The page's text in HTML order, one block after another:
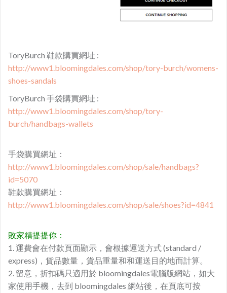
ToryBurch 鞋款購買網址 :
http://www1.bloomingdales.com/shop/tory-burch/womens-
shoes-sandals
ToryBurch 手袋購買網址 :
http://www1.bloomingdales.com/shop/tory-
burch/handbags-wallets
手袋購買網址：
http://www1.bloomingdales.com/shop/sale/handbags?
id=5070
鞋款購買網址：
http://www1.bloomingdales.com/shop/sale/shoes?id=4841
敗家精提提你：
1. 運費會在付款頁面顯示，會根據運送方式 (standard /
express)，貨品數量，貨品重量和和運送目的地而計算。
2. 留意，折扣碼只適用於 bloomingdales電腦版網站，如大
家使用手機，去到 bloomingdales 網站後，在頁底可按